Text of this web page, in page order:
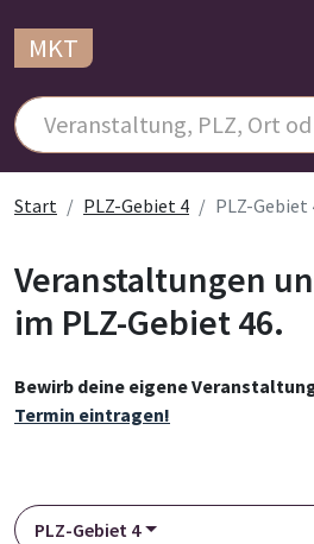
MKT
Start PLZ-Gebiet 4 PLZ-Gebiet
Veranstaltungen
im PLZ-Gebiet 46.
Bewirb deine eigene
Termin eintragen!
PLZ-Gebiet 4